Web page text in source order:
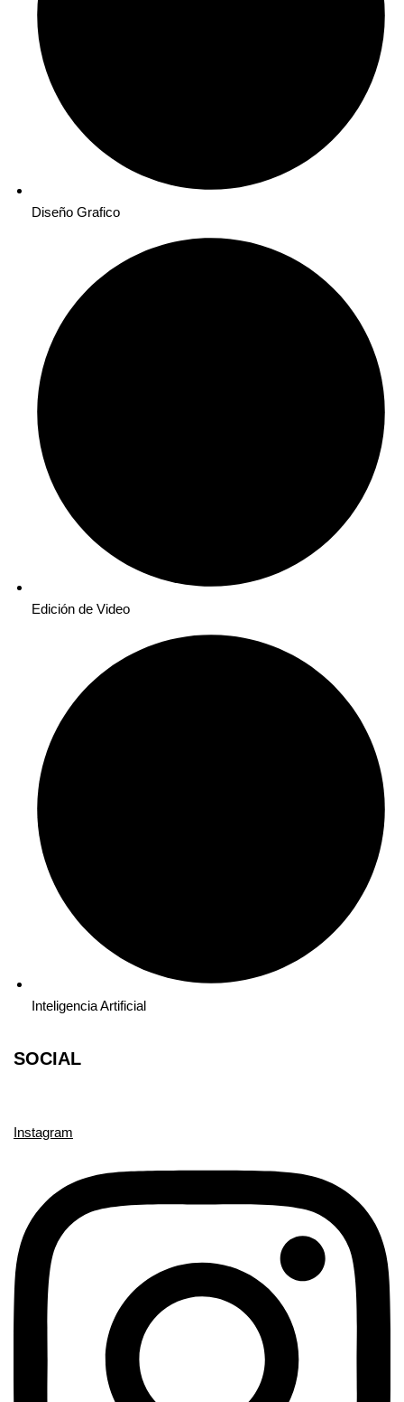
Diseño Grafico
Edición de Video
Inteligencia Artificial
SOCIAL
Instagram